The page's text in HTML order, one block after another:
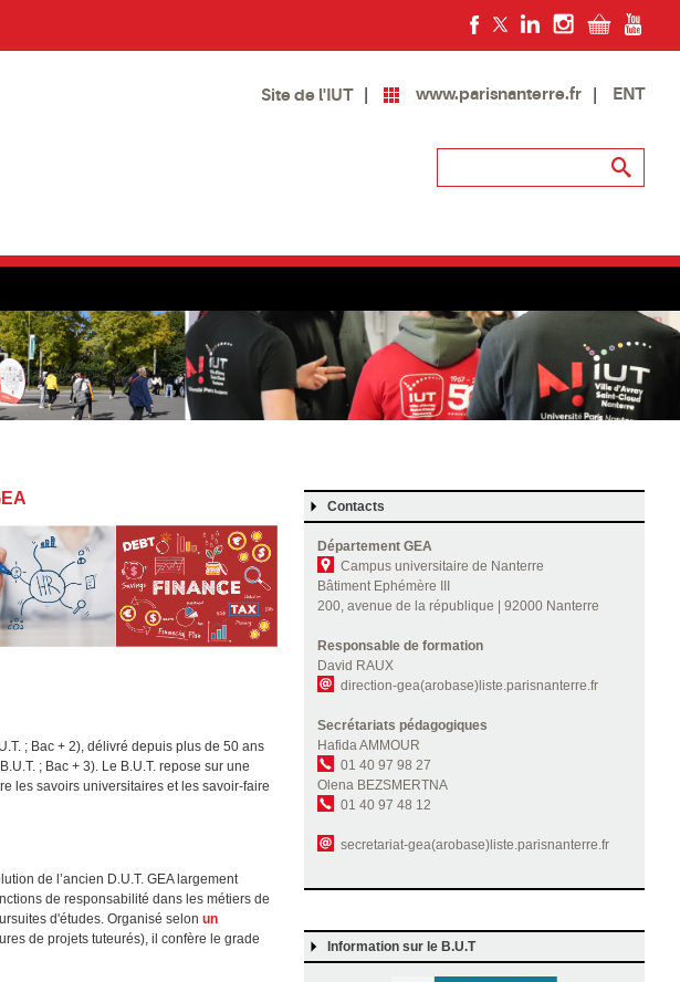
Site de l'IUT www.parisnanterre.fr ENT
; Bac + 2), délivré depuis plus de 50 ans
; Bac + 3). Le B.U.T. repose sur une
les savoirs universitaires et les savoir-faire
de l’ancien D.U.T. GEA largement
de responsabilité dans les métiers de
d'études. Organisé selonun
de projets tuteurés), il confère le grade
Contacts
Département GEA
Campus universitaire de Nanterre
Bâtiment Ephémère III
200, avenue de la république | 92000 Nanterre
Responsable de formation
David RAUX
direction-gea(arobase)liste.parisnanterre.fr
Secrétariats pédagogiques
Hafida AMMOUR
01 40 97 98 27
Olena BEZSMERTNA
01 40 97 48 12
secretariat-gea(arobase)liste.parisnanterre.fr
Information sur le B.U.T